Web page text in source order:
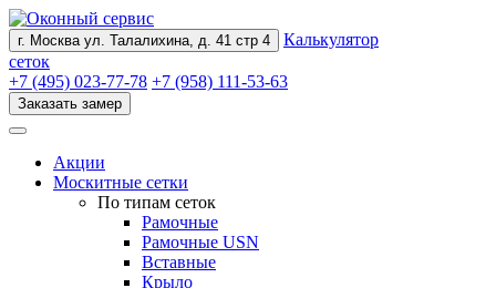
г. Москва ул. Талалихина, д. 41 стр 4
Калькулятор
сеток
+7 (495) 023-77-78 +7 (958) 111-53-63
Заказать замер
Акции
Москитные сетки
По типам сеток
Рамочные
Рамочные USN
Вставные
Крыло